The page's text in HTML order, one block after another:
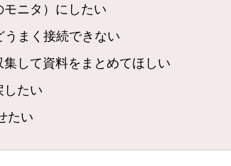
ニタ）にしたい
まく接続できない
して資料をまとめてほしい
したい
たい